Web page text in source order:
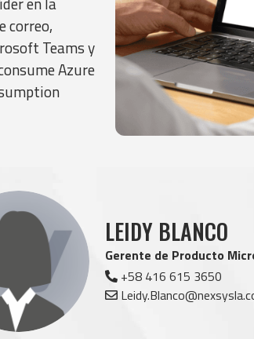
correo,
Teams y
Azure
LEIDY BLANCO
Gerente de Producto
+58 416 615 3650